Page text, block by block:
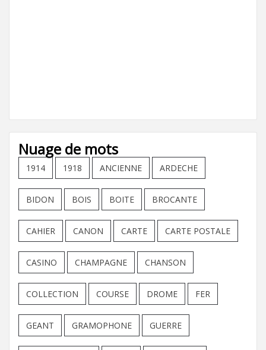
Nuage de mots
1914 1918 ANCIENNE ARDECHE
BIDON BOIS BOITE BROCANTE
CAHIER CANON CARTE CARTE POSTALE
CASINO CHAMPAGNE CHANSON
COLLECTION COURSE DROME FER
GEANT GRAMOPHONE GUERRE